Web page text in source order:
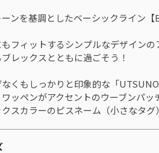
ンを基調としたベーシックライン【
フィットするシンプルなデザインの
レックスとともに過ごそう！
くもしっかりと印象的な「
ッペンがアクセントのウーブンパッ
スカラーのピスネーム（小さなタグ